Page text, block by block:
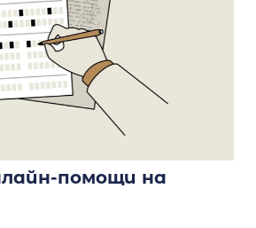
помощи на